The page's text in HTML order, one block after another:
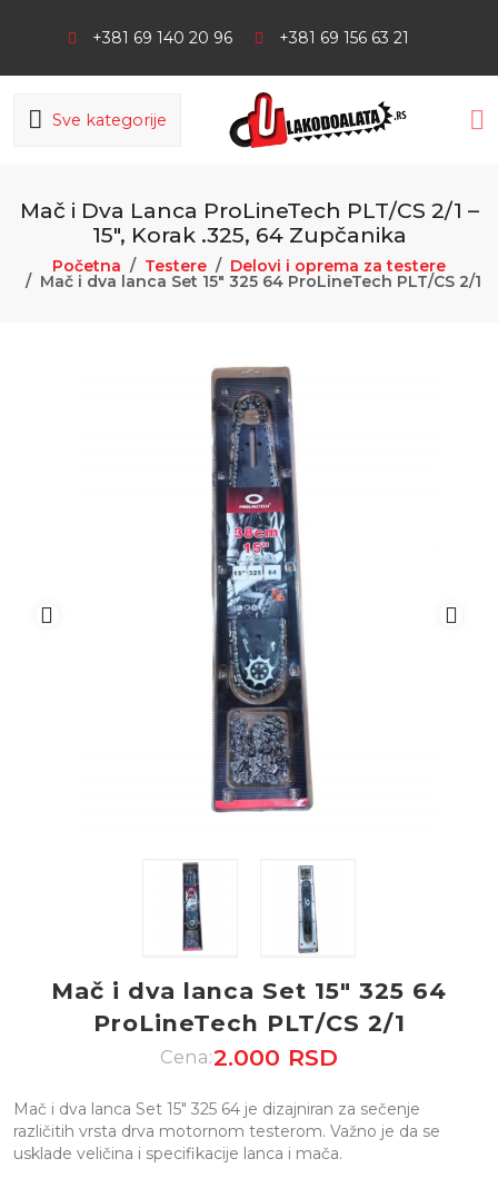
+381 69 140 20 96 +381 69 156 63 21
Sve kategorije
Mač i Dva Lanca ProLineTech PLT/CS 2/1 –
15″, Korak .325, 64 Zupčanika
Početna Testere Delovi i oprema za testere
Mač i dva lanca Set 15″ 325 64 ProLineTech PLT/CS 2/1
Mač i dva lanca Set 15″ 325 64
ProLineTech PLT/CS 2/1
Cena:2.000 RSD
Mač i dva lanca Set 15″ 325 64 je dizajniran za sečenje
različitih vrsta drva motornom testerom. Važno je da se
usklade veličina i specifikacije lanca i mača.